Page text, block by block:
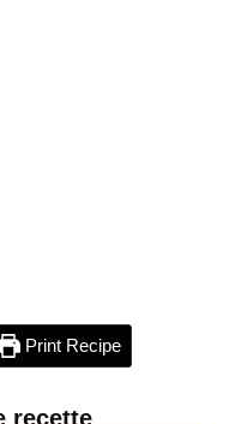
Print Recipe
recette